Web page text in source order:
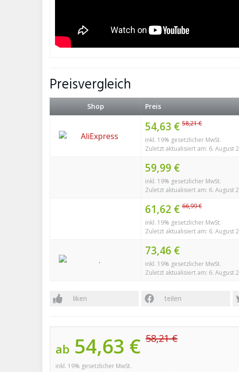
Preisvergleich
Shop Preis
54,63 € 58,21 €
inkl. 19% gesetzlicher MwSt.
Zuletzt aktualisiert am: 6. August
59,99 €
inkl. 19% gesetzlicher MwSt.
Zuletzt aktualisiert am: 6. August
61,62 € 66,99 €
inkl. 19% gesetzlicher MwSt.
Zuletzt aktualisiert am: 6. August
73,46 €
inkl. 19% gesetzlicher MwSt.
Zuletzt aktualisiert am: 6. August
liken teilen
ab 54,63 € 58,21 €
inkl. 19% gesetzlicher MwSt.